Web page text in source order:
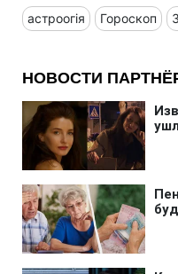
астроогія Гороскоп